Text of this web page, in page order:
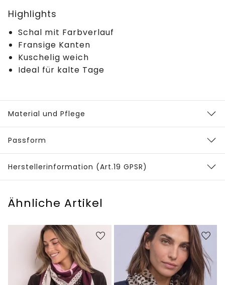
Highlights
Schal mit Farbverlauf
Fransige Kanten
Kuschelig weich
Ideal für kalte Tage
Material und Pflege
Passform
Herstellerinformation (Art.19 GPSR)
Ähnliche Artikel